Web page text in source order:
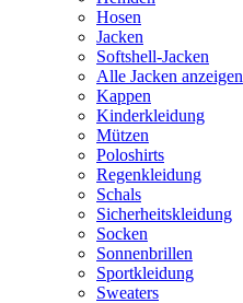
Hosen
Jacken
Softshell-Jacken
Alle Jacken anzeigen
Kappen
Kinderkleidung
Mützen
Poloshirts
Regenkleidung
Schals
Sicherheitskleidung
Socken
Sonnenbrillen
Sportkleidung
Sweaters